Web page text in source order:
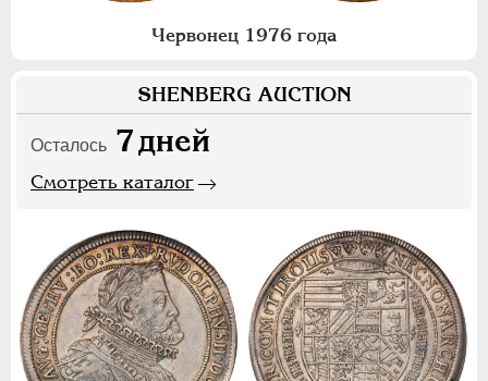
Червонец 1976 года
SHENBERG AUCTION
Осталось 7дней
Смотреть каталог